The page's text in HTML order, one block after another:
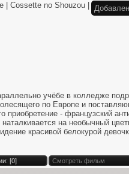
| Cossette no Shouzou |
учёбе в колледже
по Европе и
приобретение - французский
на необычный
красивой белокурой
[0] Смотреть фильм